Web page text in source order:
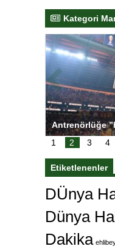
Kategori
Salihli
1 2 3 4
Etiketlenenler
DÜnya
Dünya
Dakika